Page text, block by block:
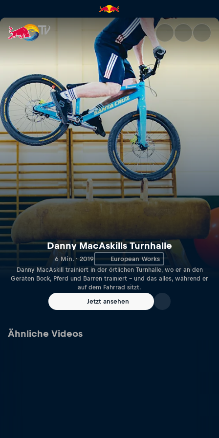
Danny MacAskills Turnhalle |
Danny MacAskills Turnhalle
6 Min. · 2019 European Works
Danny MacAskill trainiert in der örtlichen Turnhalle, wo er an den
Geräten Bock, Pferd und Barren trainiert – und das alles, während er
auf dem Fahrrad sitzt.
Jetzt ansehen
Ähnliche Videos